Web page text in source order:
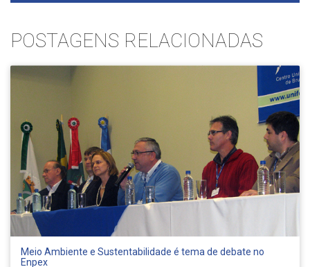
POSTAGENS RELACIONADAS
Meio Ambiente e Sustentabilidade é tema de debate no
Enpex